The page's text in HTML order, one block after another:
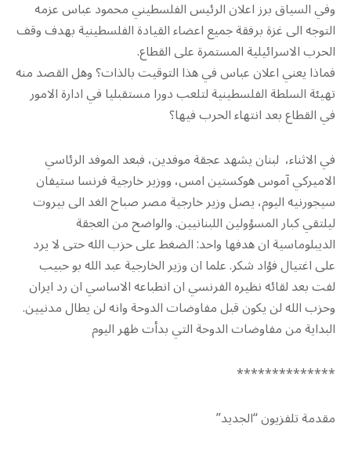
وفي السياق برز اعلان الرئيس الفلسطيني محمود عباس عزمه
التوجه الى غزة برفقة جميع اعضاء القيادة الفلسطينية بهدف وقف
الحرب الاسرائيلية المستمرة على القطاع.
فماذا يعني اعلان عباس في هذا التوقيت بالذات؟ وهل القصد منه
تهيئة السلطة الفلسطينية لتلعب دورا مستقبليا في ادارة الامور
في القطاع بعد انتهاء الحرب فيها؟
في الاثناء، لبنان يشهد عجقة موفدين، فبعد الموفد الرئاسي
الاميركي آموس هوكستين امس، ووزير خارجية فرنسا ستيفان
سيجورنيه اليوم، يصل وزير خارجية مصر صباح الغد الى بيروت
ليلتقي كبار المسؤولين اللبنانيين. والواضح من العجقة
الديبلوماسية ان هدفها واحد: الضغط على حزب الله حتى لا يرد
على اغتيال فؤاد شكر. علما ان وزير الخارجية عبد الله بو حبيب
لفت بعد لقائه نظيره الفرنسي ان انطباعه الاساسي ان رد ايران
وحزب الله لن يكون قبل مفاوضات الدوحة وانه لن يطال مدنيين.
البداية من مفاوضات الدوحة التي بدأت ظهر اليوم
**************
مقدمة تلفزيون “الجديد”